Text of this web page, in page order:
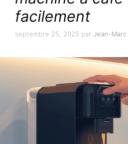
facilement
septembre 25, 2025 par Jean-